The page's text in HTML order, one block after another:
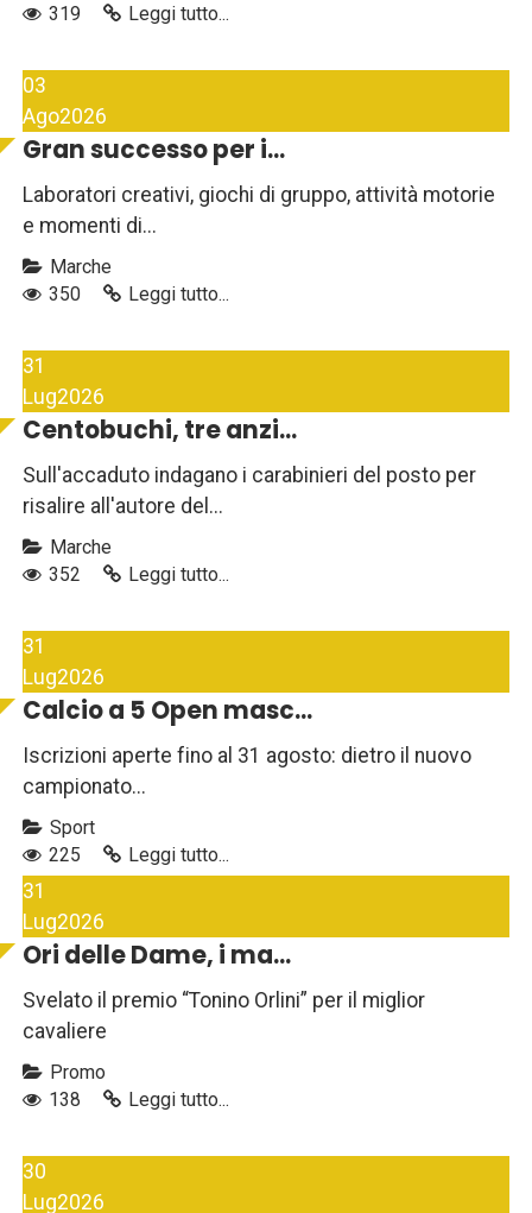
319
Leggi tutto...
03
Ago2026
Gran successo per i...
Laboratori creativi, giochi di gruppo, attività motorie
e momenti di...
Marche
350
Leggi tutto...
31
Lug2026
Centobuchi, tre anzi...
Sull'accaduto indagano i carabinieri del posto per
risalire all'autore del...
Marche
352
Leggi tutto...
31
Lug2026
Calcio a 5 Open masc...
Iscrizioni aperte fino al 31 agosto: dietro il nuovo
campionato...
Sport
225
Leggi tutto...
31
Lug2026
Ori delle Dame, i ma...
Svelato il premio “Tonino Orlini” per il miglior
cavaliere
Promo
138
Leggi tutto...
30
Lug2026